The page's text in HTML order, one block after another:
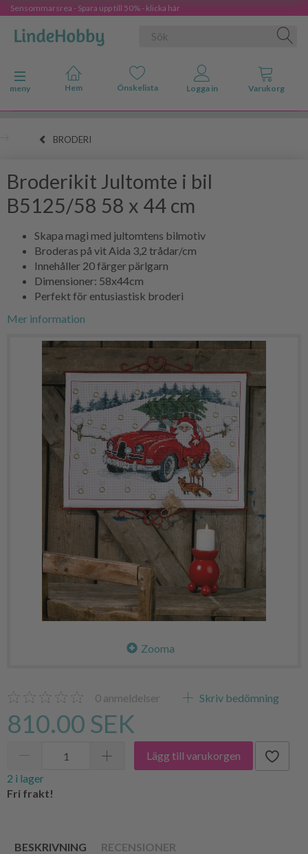
Sensommarsrea - Spara upp till 50% - klicka här
Ändra navigering
meny
BRODERI
Broderikit Jultomte i bil
B5125/58 58 x 44 cm
Skapa magi med jultomtens bilmotiv
Broderas på vit Aida 3,2 trådar/cm
Innehåller 20 färger pärlgarn
Dimensioner: 58x44cm
Perfekt för entusiastisk broderi
Mer information
Zooma
0 anmeldelser Skriv bedömning
810.00 SEK
Lägg till varukorgen
2 i lager
Fri frakt!
BESKRIVNING RECENSIONER